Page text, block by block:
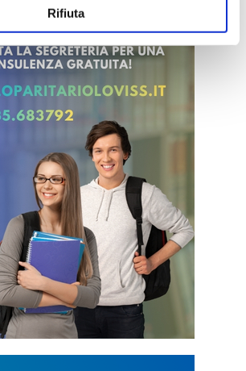
Rifiuta